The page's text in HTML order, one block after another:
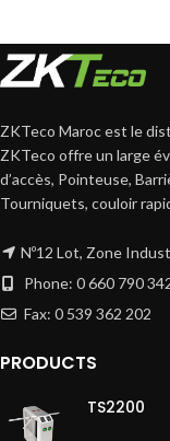
ZKTeco Maroc est le
ZKTeco offre un large
d’accès, Pointeuse,
Tourniquets, couloir
Nº12 Lot, Zone
Phone: 0 660 790
Fax: 0 539 362 202
PRODUCTS
TS2200